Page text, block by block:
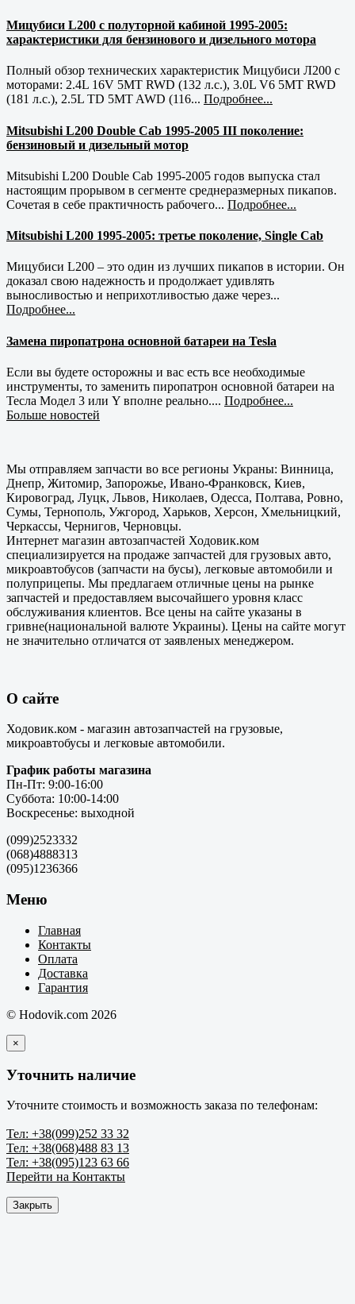
Мицубиси L200 с полуторной кабиной 1995-2005:
характеристики для бензинового и дизельного мотора
Полный обзор технических характеристик Мицубиси Л200 с
моторами: 2.4L 16V 5MT RWD (132 л.с.), 3.0L V6 5MT RWD
(181 л.с.), 2.5L TD 5MT AWD (116... Подробнее...
Mitsubishi L200 Double Cab 1995-2005 III поколение:
бензиновый и дизельный мотор
Mitsubishi L200 Double Cab 1995-2005 годов выпуска стал
настоящим прорывом в сегменте среднеразмерных пикапов.
Сочетая в себе практичность рабочего... Подробнее...
Mitsubishi L200 1995-2005: третье поколение, Single Cab
Мицубиси L200 – это один из лучших пикапов в истории. Он
доказал свою надежность и продолжает удивлять
выносливостью и неприхотливостью даже через...
Подробнее...
Замена пиропатрона основной батареи на Tesla
Если вы будете осторожны и вас есть все необходимые
инструменты, то заменить пиропатрон основной батареи на
Тесла Модел 3 или Y вполне реально.... Подробнее...
Больше новостей
Мы отправляем запчасти во все регионы Украны: Винница,
Днепр, Житомир, Запорожье, Ивано-Франковск, Киев,
Кировоград, Луцк, Львов, Николаев, Одесса, Полтава, Ровно,
Сумы, Тернополь, Ужгород, Харьков, Херсон, Хмельницкий,
Черкассы, Чернигов, Черновцы.
Интернет магазин автозапчастей Ходовик.ком
специализируется на продаже запчастей для грузовых авто,
микроавтобусов (запчасти на бусы), легковые автомобили и
полуприцепы. Мы предлагаем отличные цены на рынке
запчастей и предоставляем высочайшего уровня класс
обслуживания клиентов. Все цены на сайте указаны в
гривне(национальной валюте Украины). Цены на сайте могут
не значительно отличатся от заявленых менеджером.
О сайте
Ходовик.ком - магазин автозапчастей на грузовые,
микроавтобусы и легковые автомобили.
График работы магазина
Пн-Пт: 9:00-16:00
Суббота: 10:00-14:00
Воскресенье: выходной
(099)2523332
(068)4888313
(095)1236366
Меню
Главная
Контакты
Оплата
Доставка
Гарантия
© Hodovik.com 2026
×
Уточнить наличие
Уточните стоимость и возможность заказа по телефонам:
Тел: +38(099)252 33 32
Тел: +38(068)488 83 13
Тел: +38(095)123 63 66
Перейти на Контакты
Закрыть